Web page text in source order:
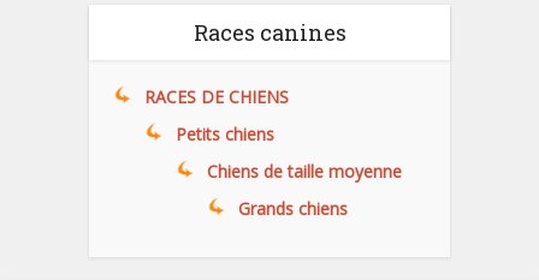
Races canines
RACES DE CHIENS
Petits chiens
Chiens de taille moyenne
Grands chiens